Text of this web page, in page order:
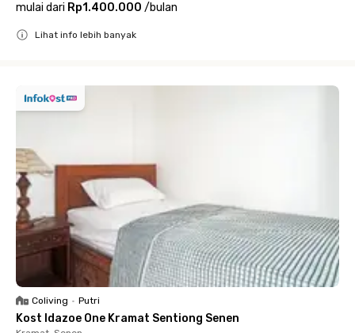
mulai dari Rp1.400.000 /bulan
Lihat info lebih banyak
Coliving • Putri
Kost Idazoe One Kramat Sentiong Senen